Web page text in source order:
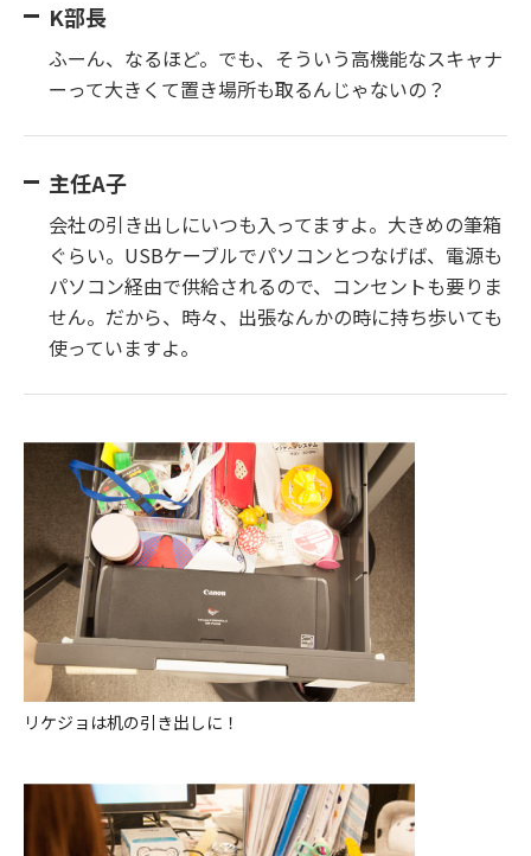
K部長
ふーん、なるほど。でも、そういう高機能なスキャナ
ーって大きくて置き場所も取るんじゃないの？
主任A子
会社の引き出しにいつも入ってますよ。大きめの筆箱
ぐらい。USBケーブルでパソコンとつなげば、電源も
パソコン経由で供給されるので、コンセントも要りま
せん。だから、時々、出張なんかの時に持ち歩いても
使っていますよ。
リケジョは机の引き出しに！